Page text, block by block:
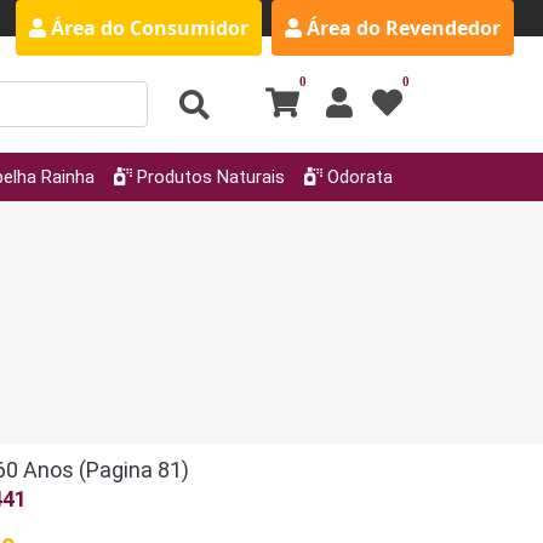
Área do Consumidor Área do Revendedor
0 0
Rainha Produtos Naturais Odorata
Anos (Pagina 81)